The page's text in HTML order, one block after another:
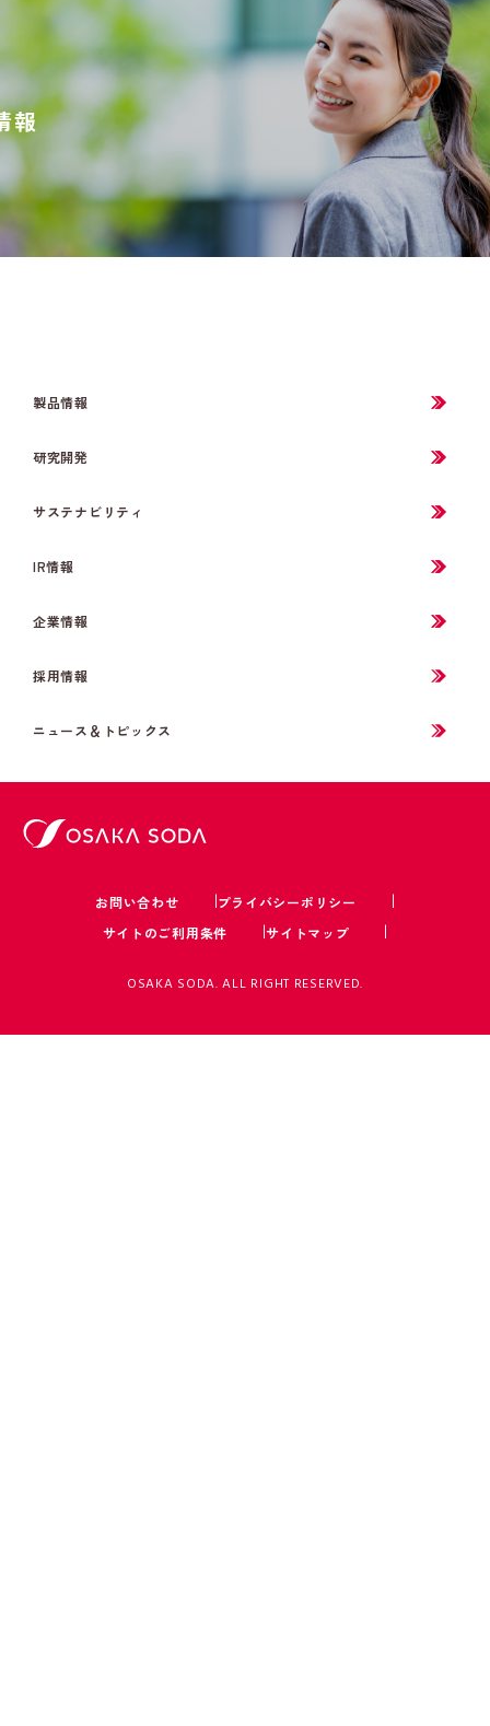
報
製品情報
研究開発
サステナビリティ
IR情報
企業情報
採用情報
ニュース＆トピックス
お問い合わせ
プライバシーポリシー
サイトのご利用条件
サイトマップ
OSAKA SODA. ALL RIGHT RESERVED.